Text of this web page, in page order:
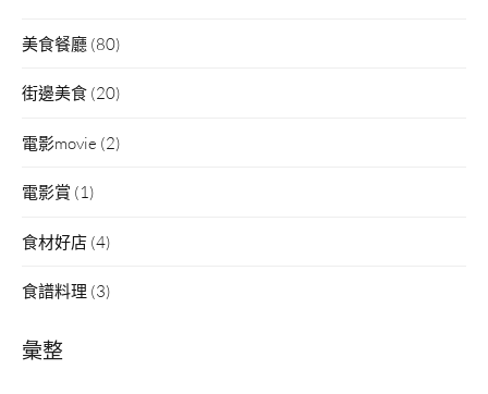
美食餐廳 (80)
街邊美食 (20)
電影movie (2)
電影賞 (1)
食材好店 (4)
食譜料理 (3)
彙整